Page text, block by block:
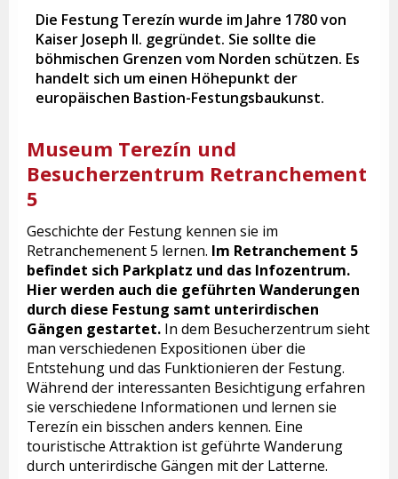
Die Festung Terezín wurde im Jahre 1780 von
Kaiser Joseph II. gegründet. Sie sollte die
böhmischen Grenzen vom Norden schützen. Es
handelt sich um einen Höhepunkt der
europäischen Bastion-Festungsbaukunst.
Museum Terezín und
Besucherzentrum Retranchement
5
Geschichte der Festung kennen sie im
Retranchemenent 5 lernen. Im Retranchement 5
befindet sich Parkplatz und das Infozentrum.
Hier werden auch die geführten Wanderungen
durch diese Festung samt unterirdischen
Gängen gestartet. In dem Besucherzentrum sieht
man verschiedenen Expositionen über die
Entstehung und das Funktionieren der Festung.
Während der interessanten Besichtigung erfahren
sie verschiedene Informationen und lernen sie
Terezín ein bisschen anders kennen. Eine
touristische Attraktion ist geführte Wanderung
durch unterirdische Gängen mit der Latterne.